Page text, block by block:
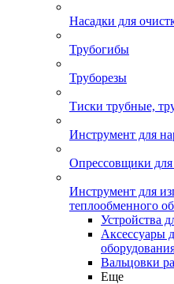
Насадки для
Трубогибы
Труборезы
Тиски трубные,
Инструмент для
Опрессовщики
Инструмент для
теплообменного
Устройства
Аксессуары
Вальцовки
Еще